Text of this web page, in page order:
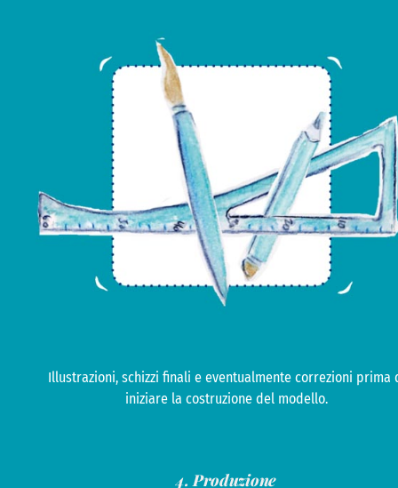
Illustrazioni, schizzi finali e eventualmente correzioni prima
iniziare la costruzione del modello.
4. Produzione